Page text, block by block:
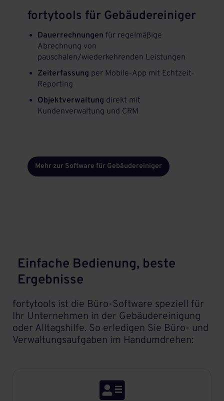
fortytools für Gebäudereiniger
Dauerrechnungen für regelmäßige
Abrechnung von
pauschalen/wiederkehrenden Leistungen
Zeiterfassung per Mobile-App mit Echtzeit-
Reporting
Objektverwaltung direkt mit
Kundenverwaltung und CRM
Mehr zur Software für Gebäudereiniger
Einfache Bedienung, beste
Ergebnisse
fortytools ist die Büro-Software speziell für
Ihr Unternehmen in der Gebäudereinigung
oder Alltagshilfe. So erledigen Sie Büro- und
Verwaltungsaufgaben im Handumdrehen:
